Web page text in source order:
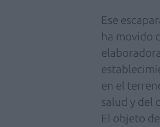
Ese
ha movido
en el
salud y del
El objeto